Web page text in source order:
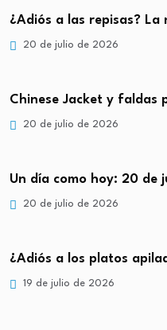
¿Adiós a las repisas?
20 de julio de 2026
Chinese Jacket y faldas
20 de julio de 2026
Un día como hoy: 20 de
20 de julio de 2026
¿Adiós a los platos
19 de julio de 2026